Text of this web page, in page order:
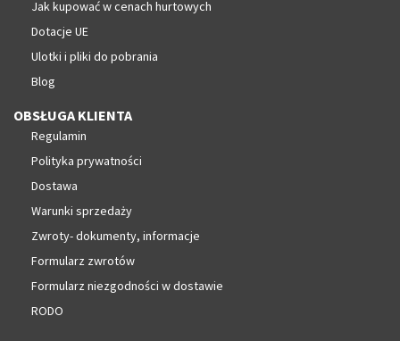
Jak kupować w cenach hurtowych
Dotacje UE
Ulotki i pliki do pobrania
Blog
OBSŁUGA KLIENTA
Regulamin
Polityka prywatności
Dostawa
Warunki sprzedaży
Zwroty- dokumenty, informacje
Formularz zwrotów
Formularz niezgodności w dostawie
RODO